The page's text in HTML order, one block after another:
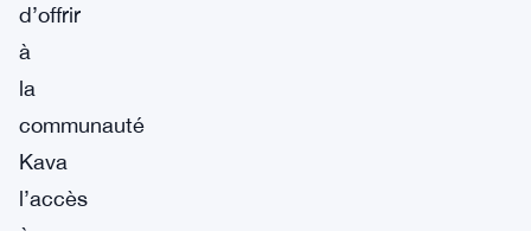
d’offrir
à
la
communauté
Kava
l’accès